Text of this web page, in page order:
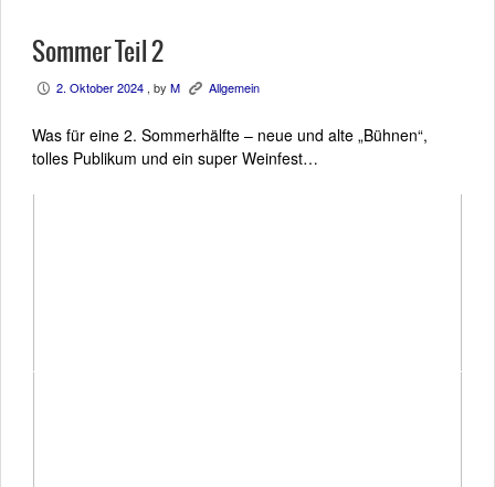
Sommer Teil 2
P 2. Oktober 2024 , by M K Allgemein
Was für eine 2. Sommerhälfte – neue und alte „Bühnen“,
tolles Publikum und ein super Weinfest…